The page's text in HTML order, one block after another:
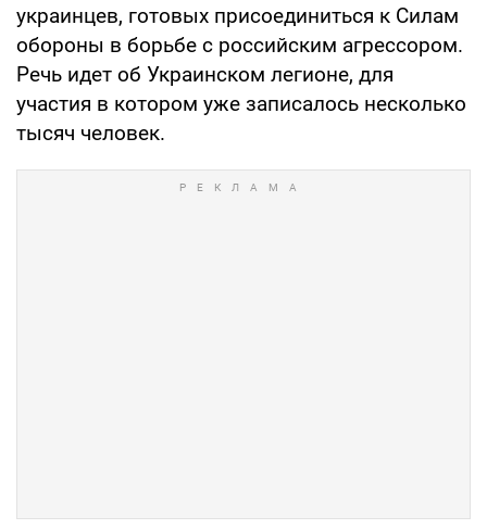
украинцев, готовых присоединиться к Силам
обороны в борьбе с российским агрессором.
Речь идет об Украинском легионе, для
участия в котором уже записалось несколько
тысяч человек.